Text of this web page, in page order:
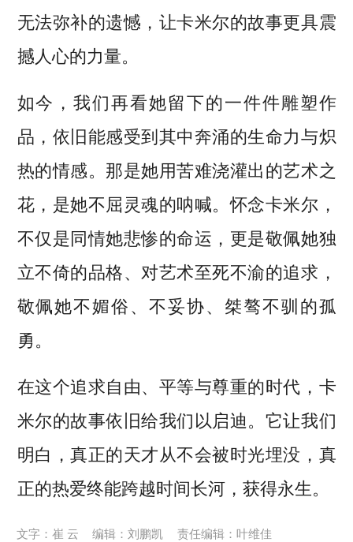
无法弥补的遗憾，让卡米尔的故事更具震
撼人心的力量。
如今，我们再看她留下的一件件雕塑作
品，依旧能感受到其中奔涌的生命力与炽
热的情感。那是她用苦难浇灌出的艺术之
花，是她不屈灵魂的呐喊。怀念卡米尔，
不仅是同情她悲惨的命运，更是敬佩她独
立不倚的品格、对艺术至死不渝的追求，
敬佩她不媚俗、不妥协、桀骜不驯的孤
勇。
在这个追求自由、平等与尊重的时代，卡
米尔的故事依旧给我们以启迪。它让我们
明白，真正的天才从不会被时光埋没，真
正的热爱终能跨越时间长河，获得永生。
文字：崔 云 编辑：刘鹏凯 责任编辑：叶维佳